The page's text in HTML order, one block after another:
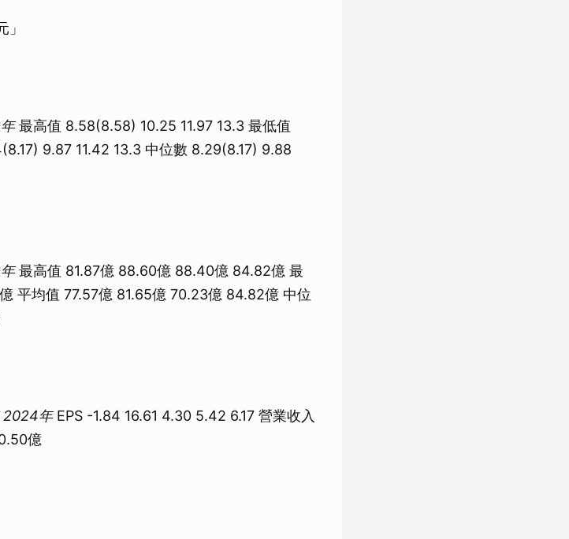
最高值 8.58(8.58) 10.25 11.97 13.3 最低值
9.87 11.42 13.3 中位數 8.29(8.17) 9.88
最高值 81.87億 88.60億 88.40億 84.82億 最
平均值 77.57億 81.65億 70.23億 84.82億 中位
2024年EPS -1.84 16.61 4.30 5.42 6.17 營業收入
億